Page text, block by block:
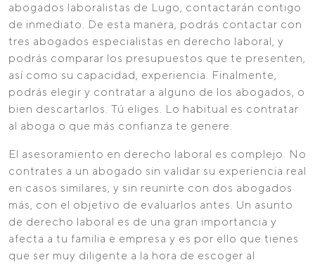
abogados laboralistas de Lugo, contactarán contigo
de inmediato. De esta manera, podrás contactar con
tres abogados especialistas en derecho laboral, y
podrás comparar los presupuestos que te presenten,
así como su capacidad, experiencia. Finalmente,
podrás elegir y contratar a alguno de los abogados, o
bien descartarlos. Tú eliges. Lo habitual es contratar
al aboga o que más confianza te genere.
El asesoramiento en derecho laboral es complejo. No
contrates a un abogado sin validar su experiencia real
en casos similares, y sin reunirte con dos abogados
más, con el objetivo de evaluarlos antes. Un asunto
de derecho laboral es de una gran importancia y
afecta a tu familia e empresa y es por ello que tienes
que ser muy diligente a la hora de escoger al